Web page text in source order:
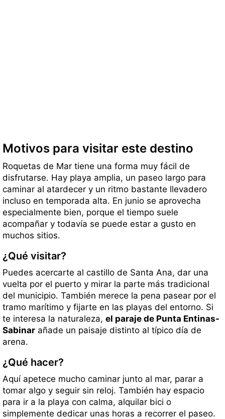
Motivos para visitar este destino
Roquetas de Mar tiene una forma muy fácil de
disfrutarse. Hay playa amplia, un paseo largo para
caminar al atardecer y un ritmo bastante llevadero
incluso en temporada alta. En junio se aprovecha
especialmente bien, porque el tiempo suele
acompañar y todavía se puede estar a gusto en
muchos sitios.
¿Qué visitar?
Puedes acercarte al castillo de Santa Ana, dar una
vuelta por el puerto y mirar la parte más tradicional
del municipio. También merece la pena pasear por el
tramo marítimo y fijarte en las playas del entorno. Si
te interesa la naturaleza, el paraje de Punta Entinas-
Sabinar añade un paisaje distinto al típico día de
arena.
¿Qué hacer?
Aquí apetece mucho caminar junto al mar, parar a
tomar algo y seguir sin reloj. También hay espacio
para ir a la playa con calma, alquilar bici o
simplemente dedicar unas horas a recorrer el paseo.